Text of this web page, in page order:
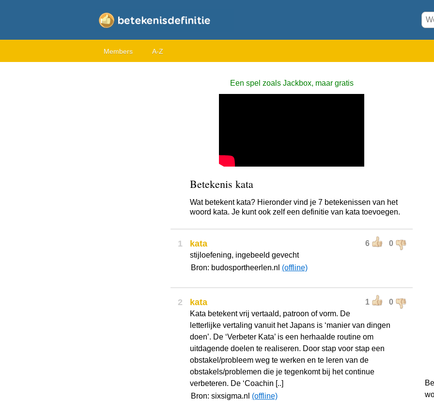
Members A-Z
Een spel zoals Jackbox, maar gratis
Betekenis kata
Wat betekent kata? Hieronder vind je 7 betekenissen van het
woord kata. Je kunt ook zelf een definitie van kata toevoegen.
1 6 0
kata
stijloefening, ingebeeld gevecht
Bron: budosportheerlen.nl (offline)
2 1 0
kata
Kata betekent vrij vertaald, patroon of vorm. De
letterlijke vertaling vanuit het Japans is ‘manier van dingen
doen’. De ‘Verbeter Kata’ is een herhaalde routine om
uitdagende doelen te realiseren. Door stap voor stap een
obstakel/probleem weg te werken en te leren van de
obstakels/problemen die je tegenkomt bij het continue
verbeteren. De ‘Coachin [..]
Bron: sixsigma.nl (offline)